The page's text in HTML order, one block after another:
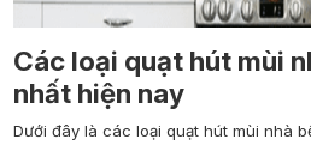
Các loại quạt hút mùi
nhất hiện nay
Dưới đây là các loại quạt hút mùi nhà